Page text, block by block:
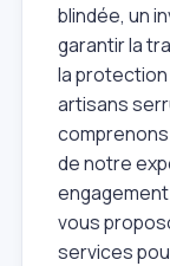
blindée, un
garantir la
la protection
artisans
de notre
vous
services